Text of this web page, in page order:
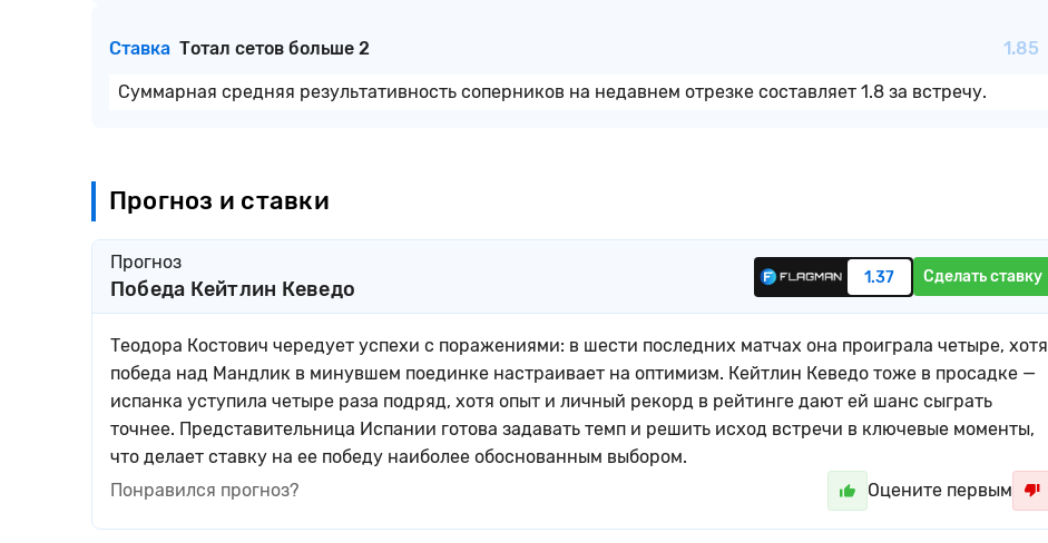
Ставка Тотал сетов больше 2 1.85
Суммарная средняя результативность соперников на недавнем отрезке составляет 1.8 за встречу.
Прогноз и ставки
Прогноз
Победа Кейтлин Кеведо 1.37 Сделать ставку
Теодора Костович чередует успехи с поражениями: в шести последних матчах она проиграла четыре, хотя
победа над Мандлик в минувшем поединке настраивает на оптимизм. Кейтлин Кеведо тоже в просадке —
испанка уступила четыре раза подряд, хотя опыт и личный рекорд в рейтинге дают ей шанс сыграть
точнее. Представительница Испании готова задавать темп и решить исход встречи в ключевые моменты,
что делает ставку на ее победу наиболее обоснованным выбором.
Понравился прогноз?
Оцените первым